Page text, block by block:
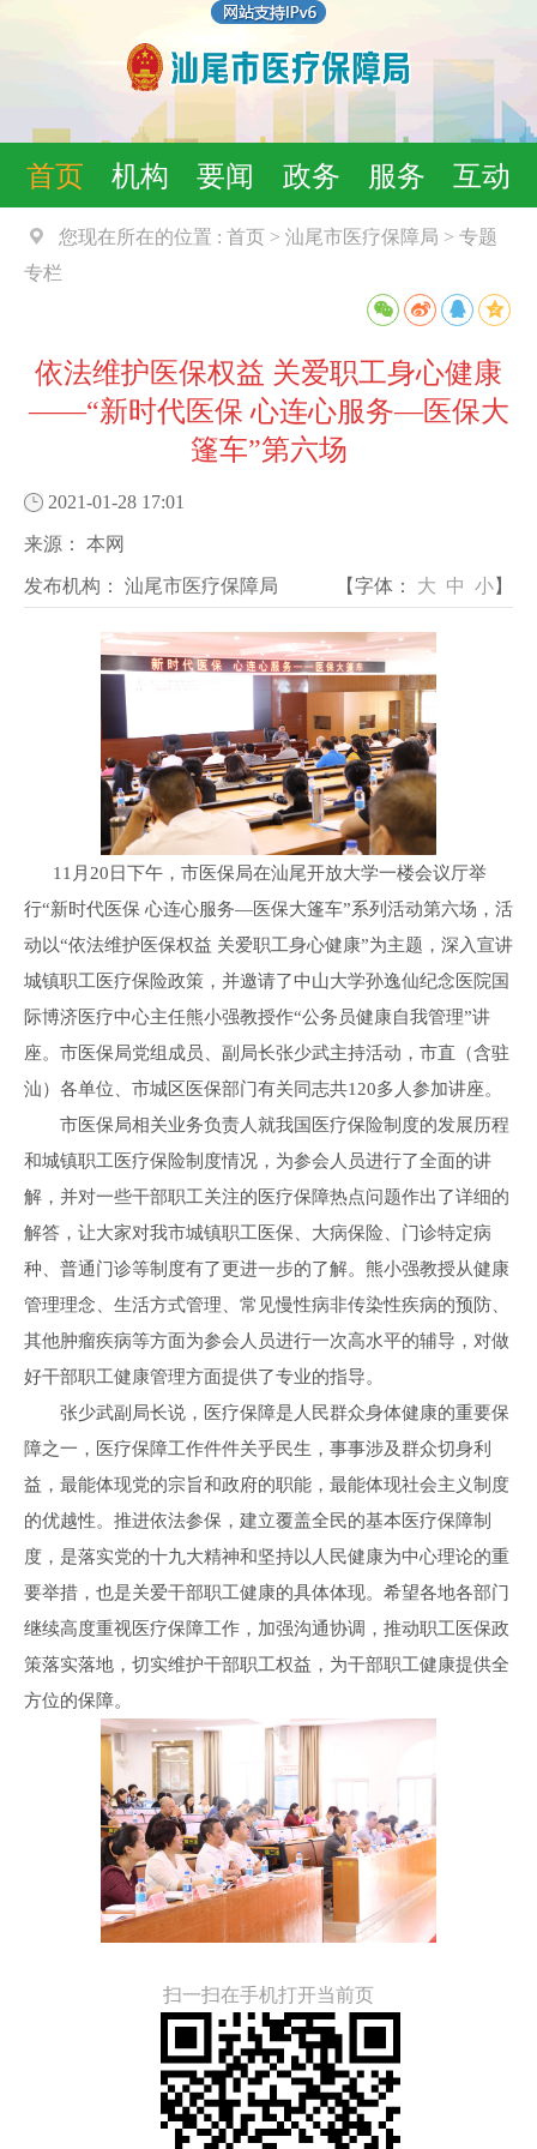
首页 机构 要闻 政务 服务 互动
您现在所在的位置 : 首页 > 汕尾市医疗保障局 > 专题
专栏
依法维护医保权益 关爱职工身心健康
——“新时代医保 心连心服务—医保大
篷车”第六场
2021-01-28 17:01
来源： 本网
发布机构： 汕尾市医疗保障局 【字体： 大 中 小】
11月20日下午，市医保局在汕尾开放大学一楼会议厅举
行“新时代医保 心连心服务—医保大篷车”系列活动第六场，活
动以“依法维护医保权益 关爱职工身心健康”为主题，深入宣讲
城镇职工医疗保险政策，并邀请了中山大学孙逸仙纪念医院国
际博济医疗中心主任熊小强教授作“公务员健康自我管理”讲
座。市医保局党组成员、副局长张少武主持活动，市直（含驻
汕）各单位、市城区医保部门有关同志共120多人参加讲座。
市医保局相关业务负责人就我国医疗保险制度的发展历程
和城镇职工医疗保险制度情况，为参会人员进行了全面的讲
解，并对一些干部职工关注的医疗保障热点问题作出了详细的
解答，让大家对我市城镇职工医保、大病保险、门诊特定病
种、普通门诊等制度有了更进一步的了解。熊小强教授从健康
管理理念、生活方式管理、常见慢性病非传染性疾病的预防、
其他肿瘤疾病等方面为参会人员进行一次高水平的辅导，对做
好干部职工健康管理方面提供了专业的指导。
张少武副局长说，医疗保障是人民群众身体健康的重要保
障之一，医疗保障工作件件关乎民生，事事涉及群众切身利
益，最能体现党的宗旨和政府的职能，最能体现社会主义制度
的优越性。推进依法参保，建立覆盖全民的基本医疗保障制
度，是落实党的十九大精神和坚持以人民健康为中心理论的重
要举措，也是关爱干部职工健康的具体体现。希望各地各部门
继续高度重视医疗保障工作，加强沟通协调，推动职工医保政
策落实落地，切实维护干部职工权益，为干部职工健康提供全
方位的保障。
扫一扫在手机打开当前页